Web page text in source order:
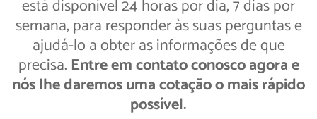
está disponível 24 horas por dia, 7 dias por
semana, para responder às suas perguntas e
ajudá-lo a obter as informações de que
precisa. Entre em contato conosco agora e
nós lhe daremos uma cotação o mais rápido
possível.